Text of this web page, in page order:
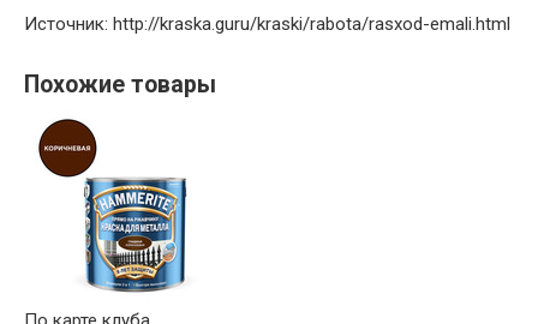
Источник: http://kraska.guru/kraski/rabota/rasxod-emali.html
Похожие товары